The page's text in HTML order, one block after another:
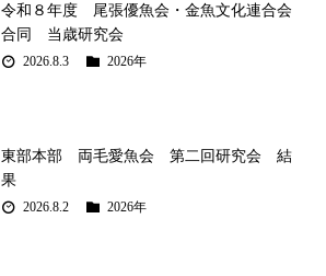
令和８年度 尾張優魚会・金魚文化連合会
合同 当歳研究会
2026.8.3 2026年
東部本部 両毛愛魚会 第二回研究会 結
果
2026.8.2 2026年